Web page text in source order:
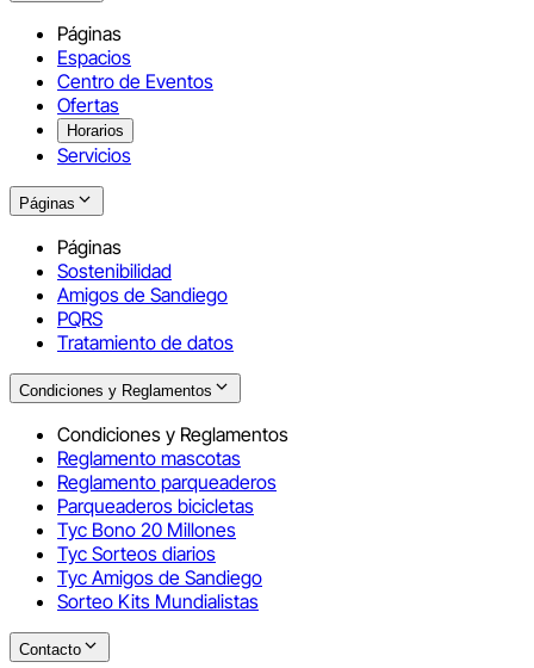
Páginas
Espacios
Centro de Eventos
Ofertas
Horarios
Servicios
Páginas
Páginas
Sostenibilidad
Amigos de Sandiego
PQRS
Tratamiento de datos
Condiciones y Reglamentos
Condiciones y Reglamentos
Reglamento mascotas
Reglamento parqueaderos
Parqueaderos bicicletas
Tyc Bono 20 Millones
Tyc Sorteos diarios
Tyc Amigos de Sandiego
Sorteo Kits Mundialistas
Contacto